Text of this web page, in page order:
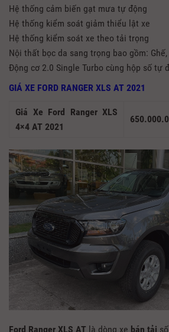
Hệ thống cảm biến gạt mưa tự động
Hệ thống kiểm soát giảm thiểu lật xe
Hệ thống kiểm soát xe theo tải trọng
Nội thất bọc da sang trọng bao gồm:
Động cơ 2.0 Single Turbo cùng hộp số tự
GIÁ XE FORD RANGER XLS AT 2021
Giá Xe Ford Ranger XLS
4×4 AT 2021
Ford Ranger XLS AT là dòng xe bán tải